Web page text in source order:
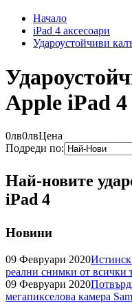
Начало
iPad 4 аксесоари
Удароустойчиви
Apple iPad 4
0лв0лвЦена
Подреди по:
Най-новите
iPad 4
Новини
09 Февруари 2020
реални снимки от всички
09 Февруари 2020
мегапикселова камера